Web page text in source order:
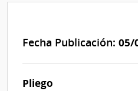
Fecha Publicación: 05/
Pliego